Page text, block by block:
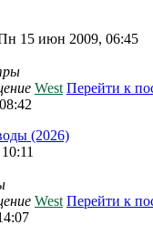
15 июн 2009, 06:45
West Перейти к
(2026)
West Перейти к